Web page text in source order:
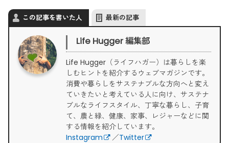
通販サイトを比較！おすすめポイントからピックアップ
2025/1/7
チョコレート検定プロフェッショナルおす
すめ！エシカルなバレンタインチョコ＆お菓子まとめ
食レポ付き、バレンタインにぴったりのサ
ステナブルなチョコレート8選
この記事を書いた人 最新の記事
Life Hugger 編集部
Life Hugger（ライフハガー）は暮らしを楽
しむヒントを紹介するウェブマガジンです。
消費や暮らしをサステナブルな方向へと変え
ていきたいと考えている人に向け、サステナ
ブルなライフスタイル、丁寧な暮らし、子育
て、農と緑、健康、家事、レジャーなどに関
する情報を紹介しています。
Instagram
／Twitter